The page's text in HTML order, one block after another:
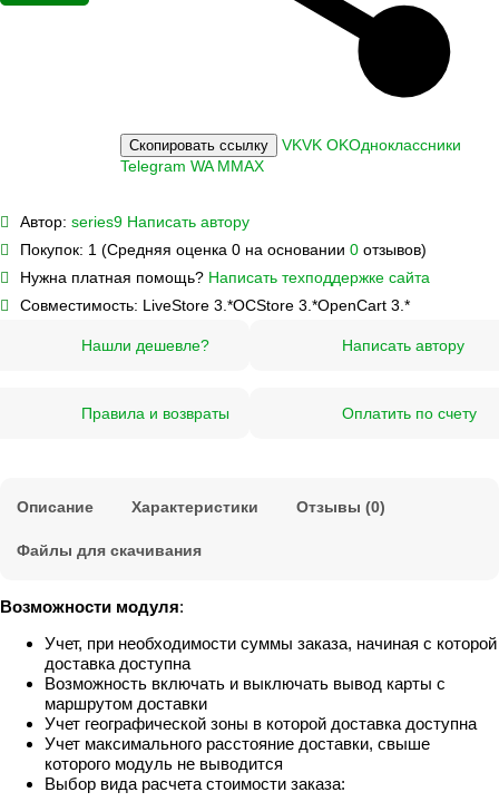
Скопировать ссылку VKVK OKОдноклассники
Telegram WA MMAX
Автор: series9 Написать автору
Покупок: 1 (Средняя оценка 0 на основании 0 отзывов)
Нужна платная помощь? Написать техподдержке сайта
Совместимость: LiveStore 3.*OCStore 3.*OpenCart 3.*
Нашли дешевле? Написать автору
Правила и возвраты Оплатить по счету
Описание Характеристики Отзывы (0)
Файлы для скачивания
Возможности модуля:
Учет, при необходимости суммы заказа, начиная с которой
доставка доступна
Возможность включать и выключать вывод карты с
маршрутом доставки
Учет географической зоны в которой доставка доступна
Учет максимального расстояние доставки, свыше
которого модуль не выводится
Выбор вида расчета стоимости заказа: